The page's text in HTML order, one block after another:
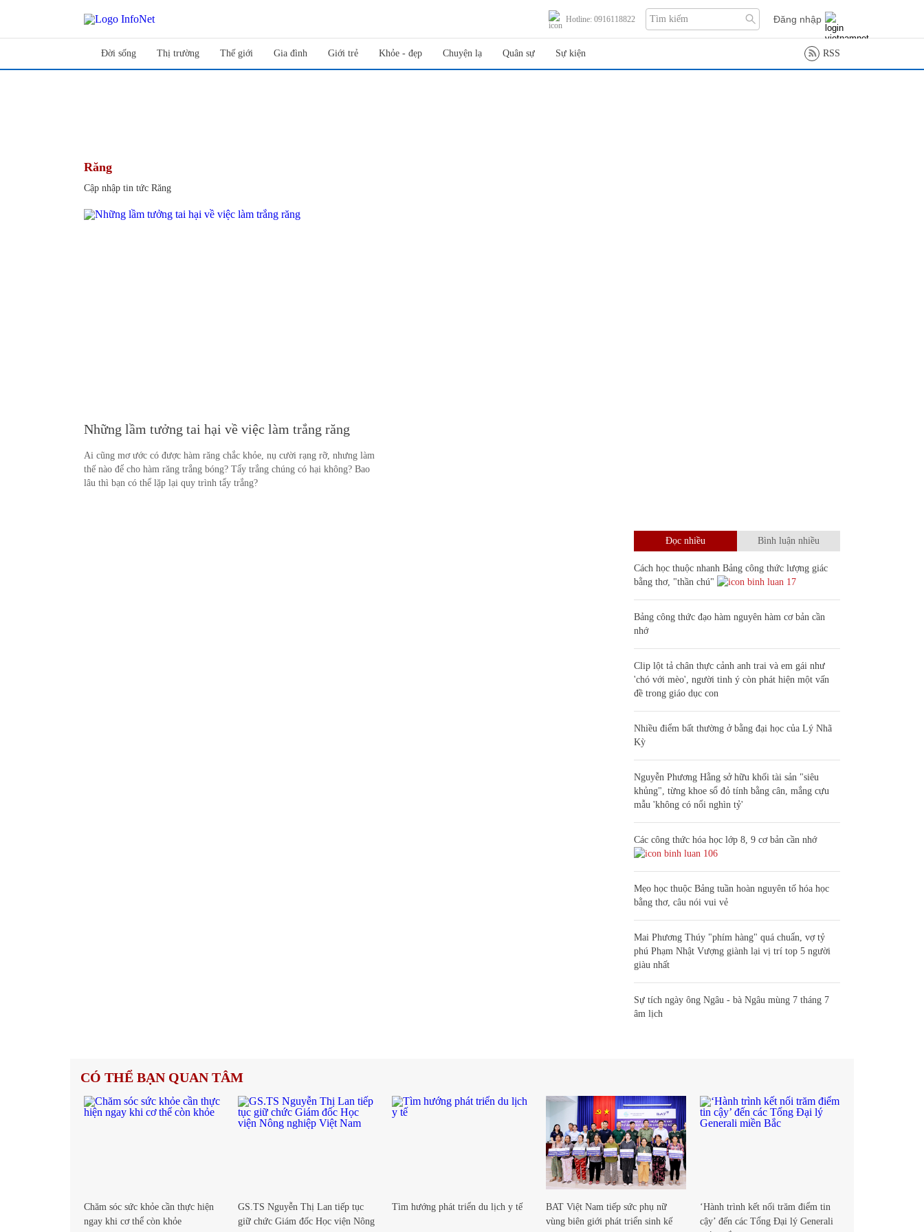
Hotline: 0916118822 Đăng nhập
Đời sống Thị trường Thế giới Gia đình Giới trẻ Khỏe - đẹp Chuyện lạ Quân sự Sự kiện RSS
Răng
Cập nhập tin tức Răng
Những lầm tưởng tai hại về việc làm trắng răng
Ai cũng mơ ước có được hàm răng chắc khỏe, nụ cười rạng rỡ, nhưng làm
thế nào để cho hàm răng trắng bóng? Tẩy trắng chúng có hại không? Bao
lâu thì bạn có thể lặp lại quy trình tẩy trắng?
Đọc nhiều Bình luận nhiều
Cách học thuộc nhanh Bảng công thức lượng giác
bằng thơ, "thần chú"
17
Bảng công thức đạo hàm nguyên hàm cơ bản cần
nhớ
Clip lột tả chân thực cảnh anh trai và em gái như
'chó với mèo', người tinh ý còn phát hiện một vấn
đề trong giáo dục con
Nhiều điểm bất thường ở bằng đại học của Lý Nhã
Kỳ
Nguyễn Phương Hằng sở hữu khối tài sản "siêu
khủng", từng khoe sổ đỏ tính bằng cân, mắng cựu
mẫu 'không có nổi nghìn tỷ'
Các công thức hóa học lớp 8, 9 cơ bản cần nhớ
106
Mẹo học thuộc Bảng tuần hoàn nguyên tố hóa học
bằng thơ, câu nói vui vẻ
Mai Phương Thúy "phím hàng" quá chuẩn, vợ tỷ
phú Phạm Nhật Vượng giành lại vị trí top 5 người
giàu nhất
Sự tích ngày ông Ngâu - bà Ngâu mùng 7 tháng 7
âm lịch
CÓ THỂ BẠN QUAN TÂM
Chăm sóc sức khỏe cần thực hiện
ngay khi cơ thể còn khỏe
GS.TS Nguyễn Thị Lan tiếp tục
giữ chức Giám đốc Học viện Nông
Tìm hướng phát triển du lịch y tế
BAT Việt Nam tiếp sức phụ nữ
vùng biên giới phát triển sinh kế
‘Hành trình kết nối trăm điểm tin
cậy’ đến các Tổng Đại lý Generali